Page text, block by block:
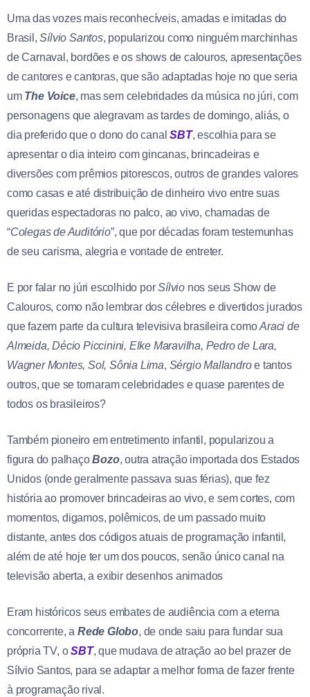
Uma das vozes mais reconhecíveis, amadas e imitadas do
Brasil,Sílvio Santos, popularizou como ninguém marchinhas
de Carnaval, bordões e os shows de calouros, apresentações
de cantores e cantoras, que são adaptadas hoje no que seria
um The Voice, mas sem celebridades da música no júri, com
personagens que alegravam as tardes de domingo, aliás, o
dia preferido que o dono do canalSBT, escolhia para se
apresentar o dia inteiro com gincanas, brincadeiras e
diversões com prêmios pitorescos, outros de grandes valores
como casas e até distribuição de dinheiro vivo entre suas
queridas espectadoras no palco, ao vivo, chamadas de
“Colegas de Auditório”, que por décadas foram testemunhas
de seu carisma, alegria e vontade de entreter.
E por falar no júri escolhido porSílvio nos seus Show de
Calouros, como não lembrar dos célebres e divertidos jurados
que fazem parte da cultura televisiva brasileira comoAraci de
Almeida, Décio Piccinini, Elke Maravilha, Pedro de Lara,
Wagner Montes, Sol, Sônia Lima, Sérgio Mallandroe tantos
outros, que se tornaram celebridades e quase parentes de
todos os brasileiros?
Também pioneiro em entretimento infantil, popularizou a
figura do palhaçoBozo, outra atração importada dos Estados
Unidos (onde geralmente passava suas férias), que fez
história ao promover brincadeiras ao vivo, e sem cortes, com
momentos, digamos, polêmicos, de um passado muito
distante, antes dos códigos atuais de programação infantil,
além de até hoje ter um dos poucos, senão único canal na
televisão aberta, a exibir desenhos animados
Eram históricos seus embates de audiência com a eterna
concorrente, aRede Globo, de onde saiu para fundar sua
própria TV, oSBT, que mudava de atração ao bel prazer de
Sílvio Santos, para se adaptar a melhor forma de fazer frente
à programação rival.